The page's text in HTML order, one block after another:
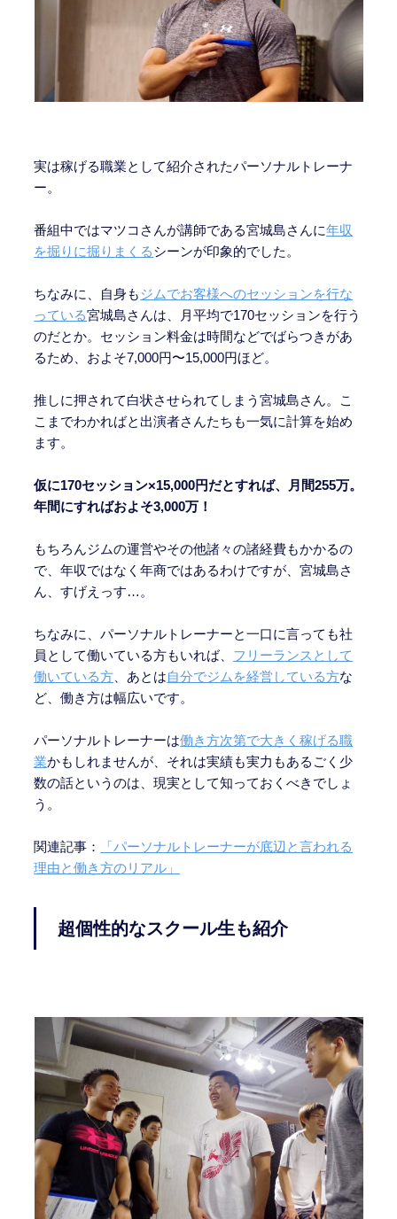
実は稼げる職業として紹介されたパーソナルトレーナ
ー。
番組中ではマツコさんが講師である宮城島さんに年収
を掘りに掘りまくるシーンが印象的でした。
ちなみに、自身も ジムでお客様へのセッションを行な
っている宮城島さんは、月平均で170セッションを行う
のだとか。セッション料金は時間などでばらつきがあ
るため、およそ7,000円〜15,000円ほど。
推しに押されて白状させられてしまう宮城島さん。こ
こまでわかればと出演者さんたちも一気に計算を始め
ます。
仮に170セッション×15,000円だとすれば、月間255万。
年間にすればおよそ3,000万！
もちろんジムの運営やその他諸々の諸経費もかかるの
で、年収ではなく年商ではあるわけですが、宮城島さ
ん、すげえっす…。
ちなみに、パーソナルトレーナーと一口に言っても社
員として働いている方もいれば、 フリーランスとして
働いている方 、あとは自分でジムを経営している方な
ど、働き方は幅広いです。
パーソナルトレーナーは働き方次第で大きく稼げる職
業かもしれませんが、それは実績も実力もあるごく少
数の話というのは、現実として知っておくべきでしょ
う。
関連記事：
「パーソナルトレーナーが底辺と言われる
理由と働き方のリアル」
超個性的なスクール生も紹介